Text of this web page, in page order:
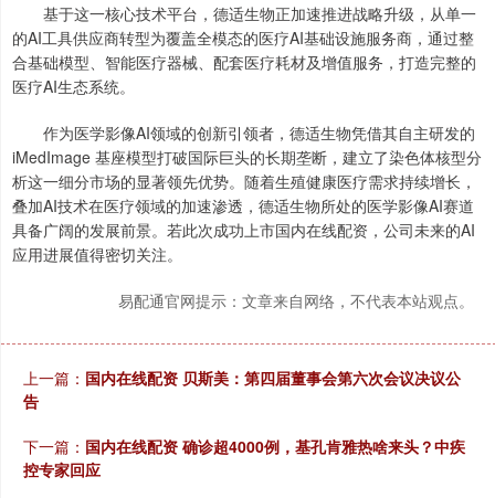
基于这一核心技术平台，德适生物正加速推进战略升级，从单一
的AI工具供应商转型为覆盖全模态的医疗AI基础设施服务商，通过整
合基础模型、智能医疗器械、配套医疗耗材及增值服务，打造完整的
医疗AI生态系统。
作为医学影像AI领域的创新引领者，德适生物凭借其自主研发的
iMedImage 基座模型打破国际巨头的长期垄断，建立了染色体核型分
析这一细分市场的显著领先优势。随着生殖健康医疗需求持续增长，
叠加AI技术在医疗领域的加速渗透，德适生物所处的医学影像AI赛道
具备广阔的发展前景。若此次成功上市国内在线配资，公司未来的AI
应用进展值得密切关注。
易配通官网提示：文章来自网络，不代表本站观点。
上一篇： 国内在线配资 贝斯美：第四届董事会第六次会议决议公
告
下一篇： 国内在线配资 确诊超4000例，基孔肯雅热啥来头？中疾
控专家回应